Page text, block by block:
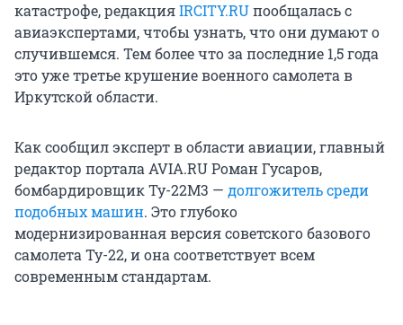
катастрофе, редакцияIRCITY.RUпообщалась с
авиаэкспертами, чтобы узнать, что они думают о
случившемся. Тем более что за последние 1,5 года
это уже третье крушение военного самолета в
Иркутской области.
Как сообщил эксперт в области авиации, главный
редактор портала AVIA.RU Роман Гусаров,
бомбардировщик Ту-22М3 — долгожитель среди
подобных машин. Это глубоко
модернизированная версия советского базового
самолета Ту-22, и она соответствует всем
современным стандартам.